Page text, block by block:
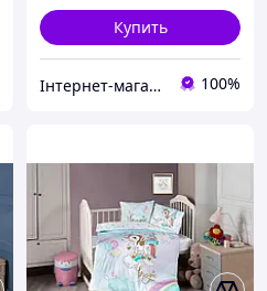
Купить
Інтернет-магазин "Домашній" 100%